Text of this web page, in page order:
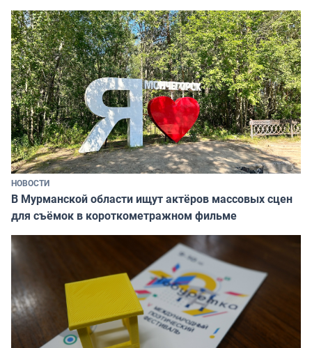
НОВОСТИ
В Мурманской области ищут актёров массовых сцен
для съёмок в короткометражном фильме